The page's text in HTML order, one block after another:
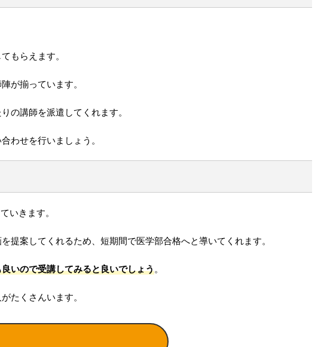
もらえます。
が揃っています。
の講師を派遣してくれます。
わせを行いましょう。
いきます。
案してくれるため、短期間で医学部合格へと導いてくれます。
いので受講してみると良いでしょう。
たくさんいます。